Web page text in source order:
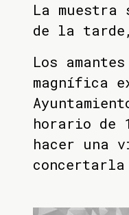
La
de la
Los
magnífica
horario de
hacer una
concertarla